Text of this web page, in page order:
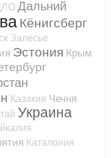
Дальний
Кёнигсберг
Залесье
Эстония Крым
Казакия Чечня
Украина
Каталония